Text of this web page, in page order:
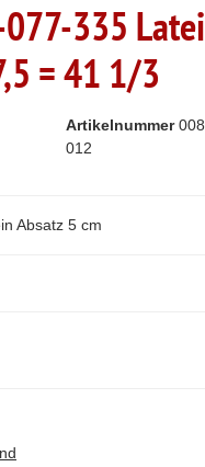
335
= 41 1/3
Artikelnummer
012
Absatz 5 cm